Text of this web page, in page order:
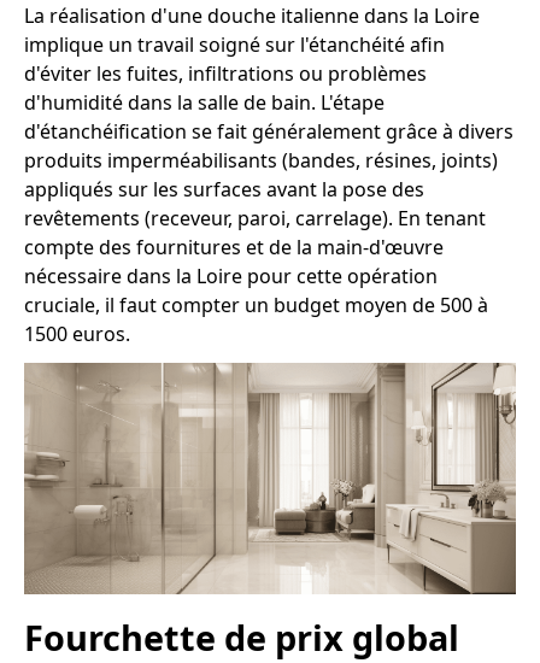
La réalisation d'une douche italienne dans la Loire
implique un travail soigné sur l'étanchéité afin
d'éviter les fuites, infiltrations ou problèmes
d'humidité dans la salle de bain. L'étape
d'étanchéification se fait généralement grâce à divers
produits imperméabilisants (bandes, résines, joints)
appliqués sur les surfaces avant la pose des
revêtements (receveur, paroi, carrelage). En tenant
compte des fournitures et de la main-d'œuvre
nécessaire dans la Loire pour cette opération
cruciale, il faut compter un budget moyen de 500 à
1500 euros.
Fourchette de prix global